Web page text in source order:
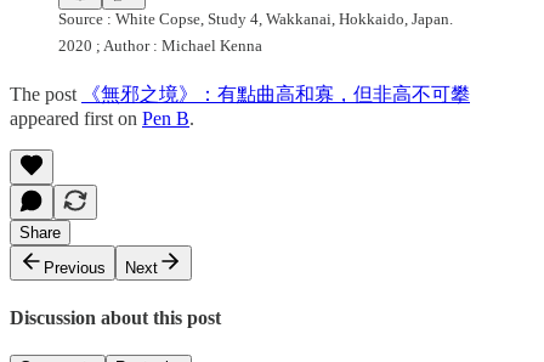
Source : White Copse, Study 4, Wakkanai, Hokkaido, Japan.
2020 ; Author : Michael Kenna
The post
《無邪之境》：有點曲高和寡，但非高不可攀
appeared first on Pen B.
Share
Previous
Next
Discussion about this post